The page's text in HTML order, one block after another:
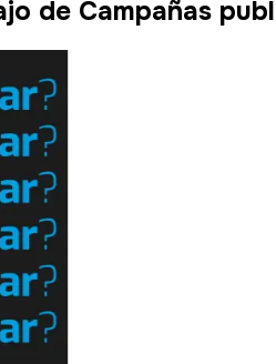
de Campañas